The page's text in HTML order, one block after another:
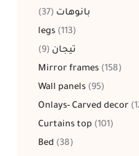
بانوهات
37
legs 113
تيجان
9
Mirror frames 158
Wall panels
95
Onlays- Carved decor
Curtains top 101
Bed
38